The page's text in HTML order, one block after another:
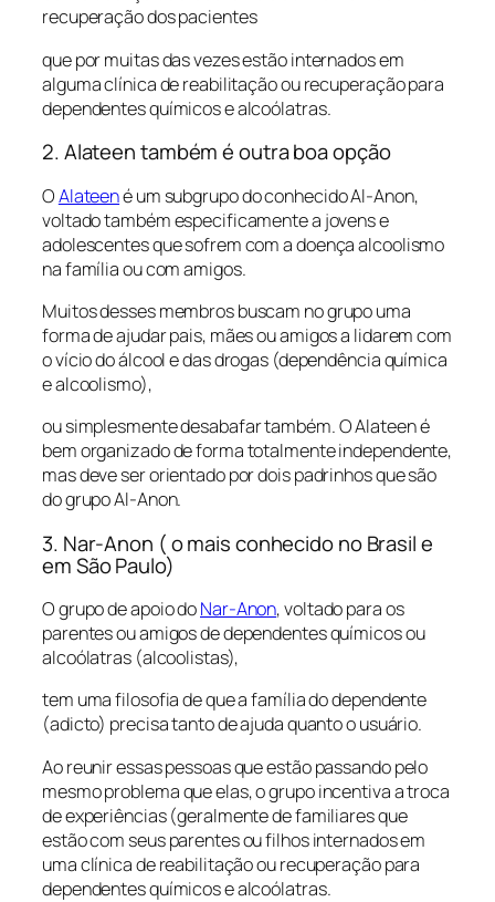
recuperação dos pacientes
que por muitas das vezes estão internados em
alguma clínica de reabilitação ou recuperação para
dependentes químicos e alcoólatras.
2. Alateen também é outra boa opção
OAlateené um subgrupo do conhecido Al-Anon,
voltado também especificamente a jovens e
adolescentes que sofrem com a doença alcoolismo
na família ou com amigos.
Muitos desses membros buscam no grupo uma
forma de ajudar pais, mães ou amigos a lidarem com
o vício do álcool e das drogas (dependência química
e alcoolismo),
ou simplesmente desabafar também. O Alateen é
bem organizado de forma totalmente independente,
mas deve ser orientado por dois padrinhos que são
do grupo Al-Anon.
3. Nar-Anon ( o mais conhecido no Brasil e
em São Paulo)
O grupo de apoio doNar-Anon, voltado para os
parentes ou amigos de dependentes químicos ou
alcoólatras (alcoolistas),
tem uma filosofia de que a família do dependente
(adicto) precisa tanto de ajuda quanto o usuário.
Ao reunir essas pessoas que estão passando pelo
mesmo problema que elas, o grupo incentiva a troca
de experiências (geralmente de familiares que
estão com seus parentes ou filhos internados em
uma clínica de reabilitação ou recuperação para
dependentes químicos e alcoólatras.